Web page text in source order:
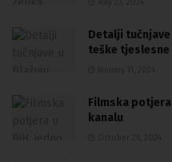
Detalji
teške tjeslesne
Filmska
kanalu